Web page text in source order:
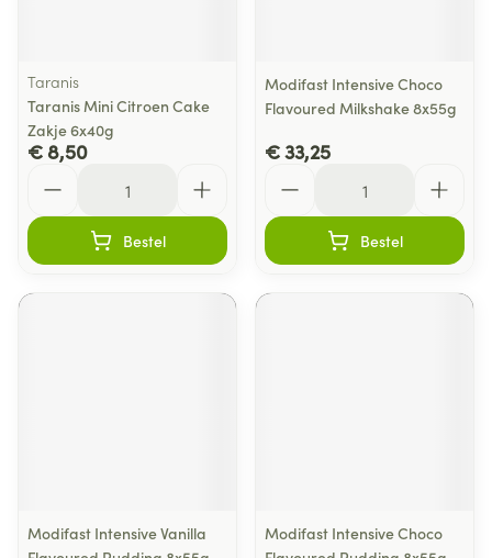
Taranis
Taranis Mini Citroen Cake
Zakje 6x40g
€ 8,50
Bestel
Modifast Intensive Choco
Flavoured Milkshake 8x55g
€ 33,25
Bestel
Modifast Intensive Vanilla
Modifast Intensive Choco